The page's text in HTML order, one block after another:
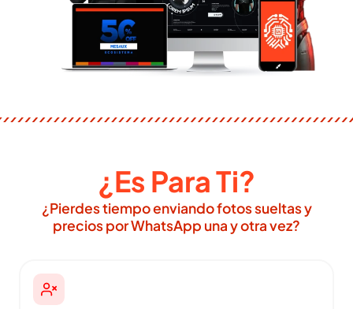
¿Es Para Ti?
¿Pierdes tiempo enviando fotos sueltas y
precios por WhatsApp una y otra vez?